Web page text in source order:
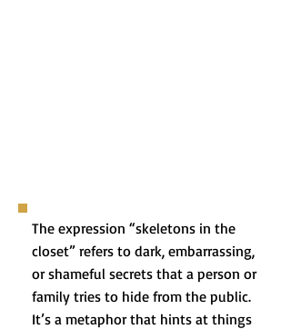
The expression “skeletons in the
closet” refers to dark, embarrassing,
or shameful secrets that a person or
family tries to hide from the public.
It’s a metaphor that hints at things